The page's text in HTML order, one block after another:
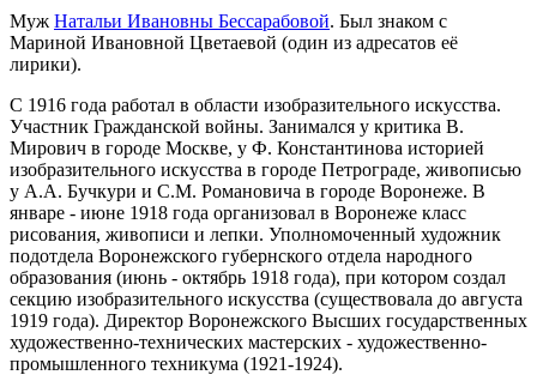
Муж Натальи Ивановны Бессарабовой. Был знаком с
Мариной Ивановной Цветаевой (один из адресатов её
лирики).
С 1916 года работал в области изобразительного искусства.
Участник Гражданской войны. Занимался у критика В.
Мирович в городе Москве, у Ф. Константинова историей
изобразительного искусства в городе Петрограде, живописью
у A.А. Бучкури и С.М. Романовича в городе Воронеже. В
январе - июне 1918 года организовал в Воронеже класс
рисования, живописи и лепки. Уполномоченный художник
подотдела Воронежского губернского отдела народного
образования (июнь - октябрь 1918 года), при котором создал
секцию изобразительного искусства (существовала до августа
1919 года). Директор Воронежского Высших государственных
художественно-технических мастерских - художественно-
промышленного техникума (1921-1924).